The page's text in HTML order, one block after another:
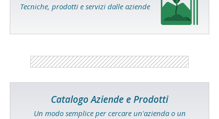
Tecniche, prodotti e servizi dalle aziende
Catalogo Aziende e Prodotti
Un modo semplice per cercare un'azienda o un